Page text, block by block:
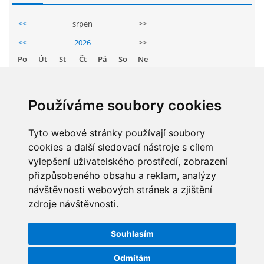
Používáme soubory cookies
Tyto webové stránky používají soubory
cookies a další sledovací nástroje s cílem
vylepšení uživatelského prostředí, zobrazení
přizpůsobeného obsahu a reklam, analýzy
návštěvnosti webových stránek a zjištění
zdroje návštěvnosti.
Souhlasím
Odmítám
PŘEDŠKOLÁCI
ŠKOLNÍ PORADENSKÉ PRACOVIŠTĚ
NEPOTŘEBNÝ MAJETEK
NAUČNÁ STEZKA ZBRASLAV
<< srpen
>>
<<
2026
>>
Po
Út St Čt Pá So
Ne
11 12 13 14 15
16
18 19 20 21 22
23
25 26 27 28 29
30
STATISTIKY